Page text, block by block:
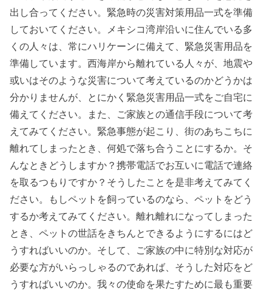
出し合ってください。緊急時の災害対策用品一式を準備
しておいてください。メキシコ湾岸沿いに住んでいる多
くの人々は、常にハリケーンに備えて、緊急災害用品を
準備しています。西海岸から離れている人々が、地震や
或いはそのような災害について考えているのかどうかは
分かりませんが、とにかく緊急災害用品一式をご自宅に
備えてください。また、ご家族との通信手段について考
えてみてください。緊急事態が起こり、街のあちこちに
離れてしまったとき、何処で落ち合うことにするか。そ
んなときどうしますか？携帯電話でお互いに電話で連絡
を取るつもりですか？そうしたことを是非考えてみてく
ださい。もしペットを飼っているのなら、ペットをどう
するか考えてみてください。離れ離れになってしまった
とき、ペットの世話をきちんとできるようにするにはど
うすればいいのか。そして、ご家族の中に特別な対応が
必要な方がいらっしゃるのであれば、そうした対応をど
うすればいいのか。我々の使命を果たすために最も重要